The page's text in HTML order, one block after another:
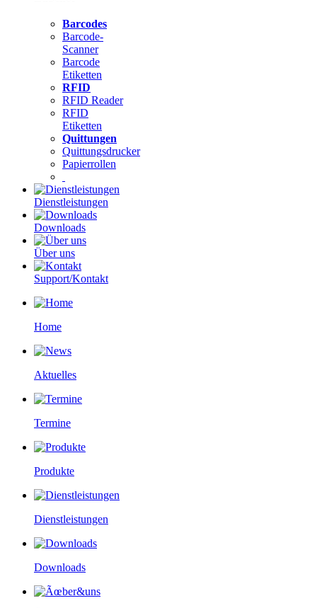
Barcodes
Barcode-
Scanner
Barcode
Etiketten
RFID
RFID Reader
RFID
Etiketten
Quittungen
Quittungsdrucker
Papierrollen
Dienstleistungen
Downloads
Über uns
Support/Kontakt
Home
Aktuelles
Termine
Produkte
Dienstleistungen
Downloads